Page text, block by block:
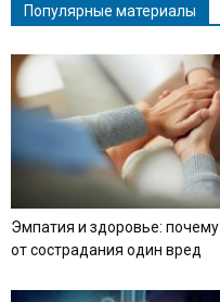
Популярные материалы
Эмпатия и здоровье: почему
от сострадания один вред